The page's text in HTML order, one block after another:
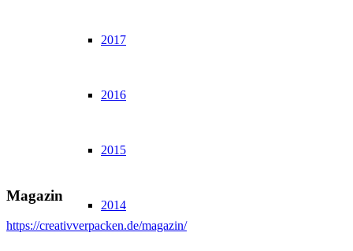
2017
2016
2015
2014
Magazin
https://creativverpacken.de/magazin/